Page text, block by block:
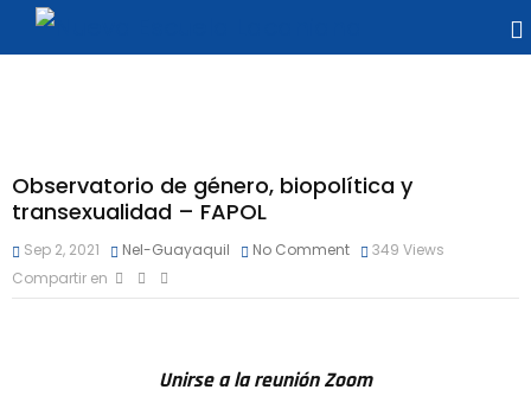
Observatorio de género, biopolítica y
transexualidad – FAPOL
Sep 2, 2021 Nel-Guayaquil No Comment 349 Views
Compartir en
Unirse a la reunión Zoom